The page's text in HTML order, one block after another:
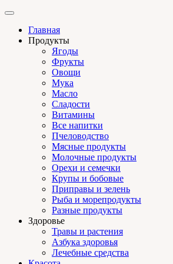
Главная
Продукты
Ягоды
Фрукты
Овощи
Мука
Масло
Сладости
Витамины
Все напитки
Пчеловодство
Мясные продукты
Молочные продукты
Орехи и семечки
Крупы и бобовые
Приправы и зелень
Рыба и морепродукты
Разные продукты
Здоровье
Травы и растения
Азбука здоровья
Лечебные средства